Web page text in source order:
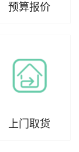
预算报价
上门取货